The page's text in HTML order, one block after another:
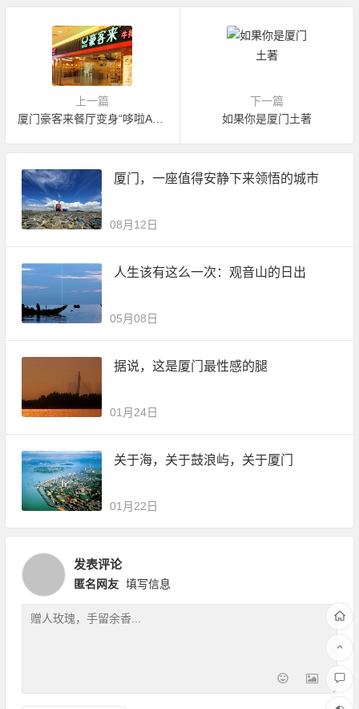
上一篇
厦门豪客来餐厅变身“哆啦A梦”主题餐厅
下一篇
如果你是厦门土著
厦门，一座值得安静下来领悟的城市
08月12日
人生该有这么一次：观音山的日出
05月08日
据说，这是厦门最性感的腿
01月24日
关于海，关于鼓浪屿，关于厦门
01月22日
发表评论
匿名网友 填写信息